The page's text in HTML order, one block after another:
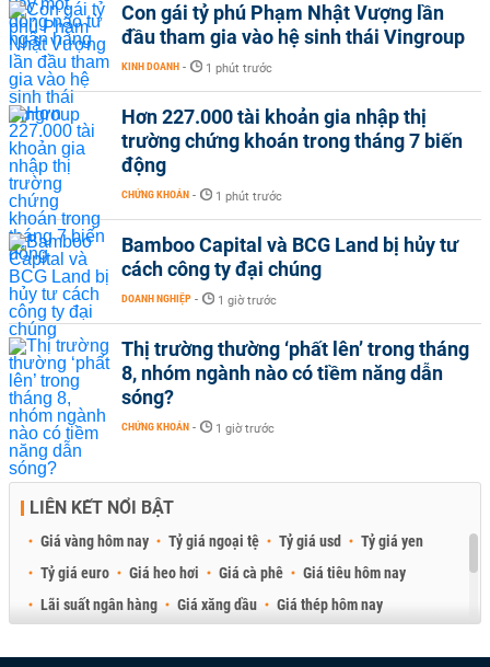
Con gái tỷ phú Phạm Nhật Vượng lần
đầu tham gia vào hệ sinh thái Vingroup
KINH DOANH - 1 phút trước
Hơn 227.000 tài khoản gia nhập thị
trường chứng khoán trong tháng 7 biến
động
CHỨNG KHOÁN - 1 phút trước
Bamboo Capital và BCG Land bị hủy tư
cách công ty đại chúng
DOANH NGHIỆP - 1 giờ trước
Thị trường thường ‘phất lên’ trong tháng
8, nhóm ngành nào có tiềm năng dẫn
sóng?
CHỨNG KHOÁN - 1 giờ trước
LIÊN KẾT NỔI BẬT
Giá vàng hôm nay Tỷ giá ngoại tệ Tỷ giá usd
Tỷ giá yen
Tỷ giá euro
Giá heo hơi Giá cà phê
Giá tiêu hôm nay
Lãi suất ngân hàng
Giá xăng dầu
Giá thép hôm nay